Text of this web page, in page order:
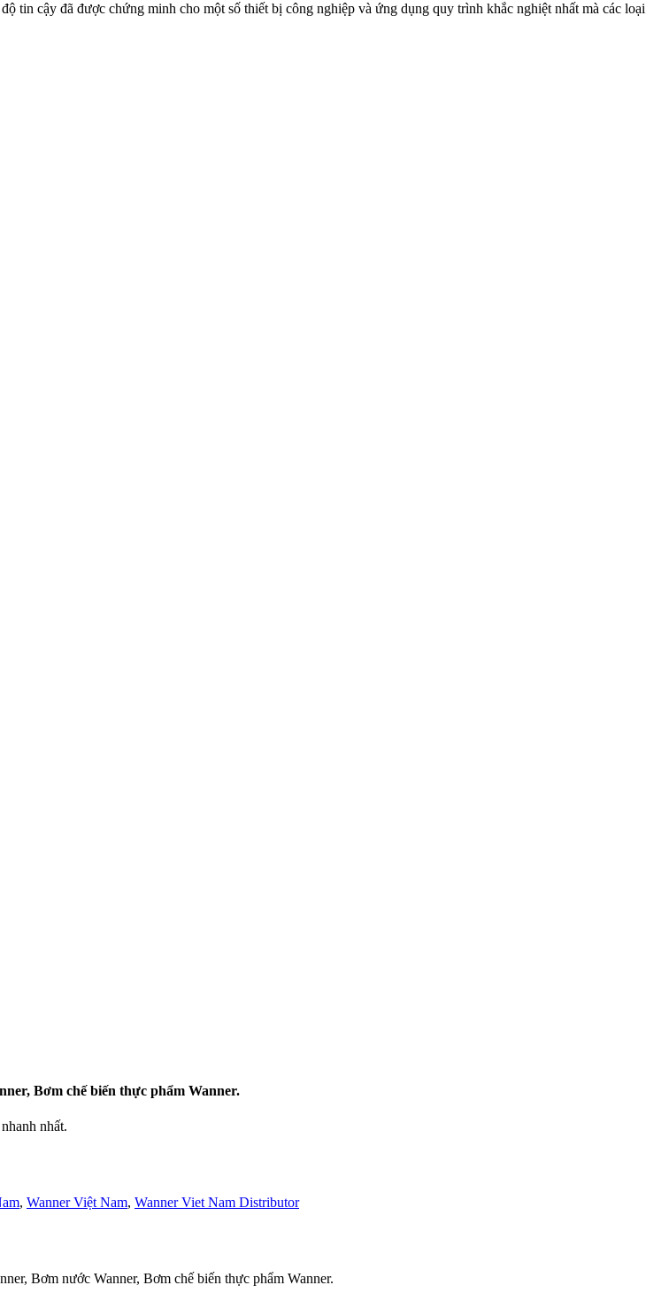
tin cậy đã được chứng minh cho một số thiết bị công nghiệp và ứng dụng quy trình khắc nghiệt nhất mà các loại
Bơm chế biến thực phẩm Wanner.
nhất.
, Wanner Việt Nam, Wanner Viet Nam Distributor
Bơm nước Wanner, Bơm chế biến thực phẩm Wanner.